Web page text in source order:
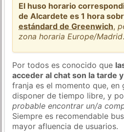
El huso horario
de Alcardete es 1 hora
estándard de Greenwich,
zona horaria Europe/Madrid.
Por todos es conocido que
acceder al chat son la tarde
franja es el momento que, en
disponer de tiempo libre, y
probable encontrar un/a
Siempre es recomendable
mayor afluencia de usuarios.